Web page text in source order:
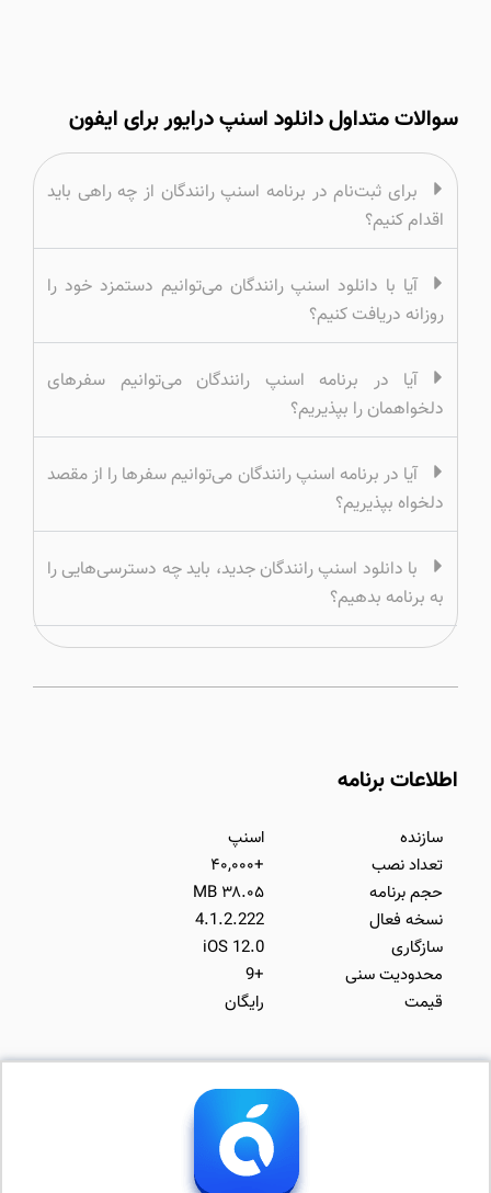
سوالات متداول دانلود اسنپ درایور برای ایفون
برای ثبت‌نام در برنامه اسنپ رانندگان از چه راهی باید
اقدام کنیم؟
آیا با دانلود اسنپ رانندگان می‌توانیم دستمزد خود را
روزانه دریافت کنیم؟
آیا در برنامه اسنپ رانندگان می‌توانیم سفرهای
دلخواهمان را بپذیریم؟
آیا در برنامه اسنپ رانندگان می‌توانیم سفرها را از مقصد
دلخواه بپذیریم؟
با دانلود اسنپ رانندگان جدید، باید چه دسترسی‌هایی را
به برنامه بدهیم؟
اطلاعات برنامه
اسنپ
+۴۰,۰۰۰
۳۸.۰۵ MB
4.1.2.222
iOS 12.0
+9
رایگان
سازنده
تعداد نصب
حجم برنامه
نسخه فعال
سازگاری
محدودیت سنی
قیمت